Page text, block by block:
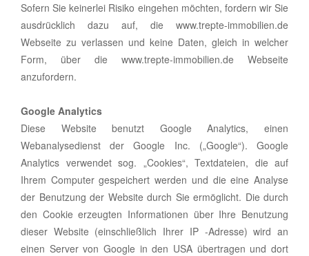
Sofern Sie keinerlei Risiko eingehen möchten, fordern wir Sie
ausdrücklich dazu auf, die www.trepte-immobilien.de
Webseite zu verlassen und keine Daten, gleich in welcher
Form, über die www.trepte-immobilien.de Webseite
anzufordern.
Google Analytics
Diese Website benutzt Google Analytics, einen
Webanalysedienst der Google Inc. („Google“). Google
Analytics verwendet sog. „Cookies“, Textdateien, die auf
Ihrem Computer gespeichert werden und die eine Analyse
der Benutzung der Website durch Sie ermöglicht. Die durch
den Cookie erzeugten Informationen über Ihre Benutzung
dieser Website (einschließlich Ihrer IP -Adresse) wird an
einen Server von Google in den USA übertragen und dort